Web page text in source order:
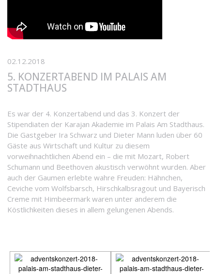
02.12.2018
5. KONZERTABEND IM PALAIS AM
STADTHAUS
Es war der 4. Konzertabend und das 3. Konzert der
Stipendiaten der Karajan Akademie im Palais Am Stadthaus.
Die Gastgeber Ira Schwarz und Dieter Mann luden über 60
Gäste aus Wirtschaft und Kultur zu diesem
vorweihnachtlichen Abend ein – die mit Mozart, Robert
Schumann und Beethoven akustisch verwöhnt wurden. Aber
auch der Gaumen erlebte wahre Freuden: Hähnchen,
Ceviche vom Wolfsbarsch, Hirschkalbsragout und Bayerisch
Creme mit Himbeermark waren unter anderem die
Köstlichkeiten dieses in allem gelungenen Abends.